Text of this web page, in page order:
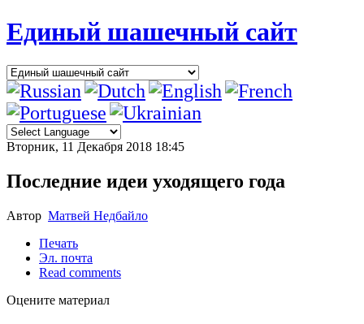
Единый шашечный сайт
Вторник, 11 Декабря 2018 18:45
Последние идеи уходящего года
Автор Матвей Недбайло
Печать
Эл. почта
Read comments
Оцените материал